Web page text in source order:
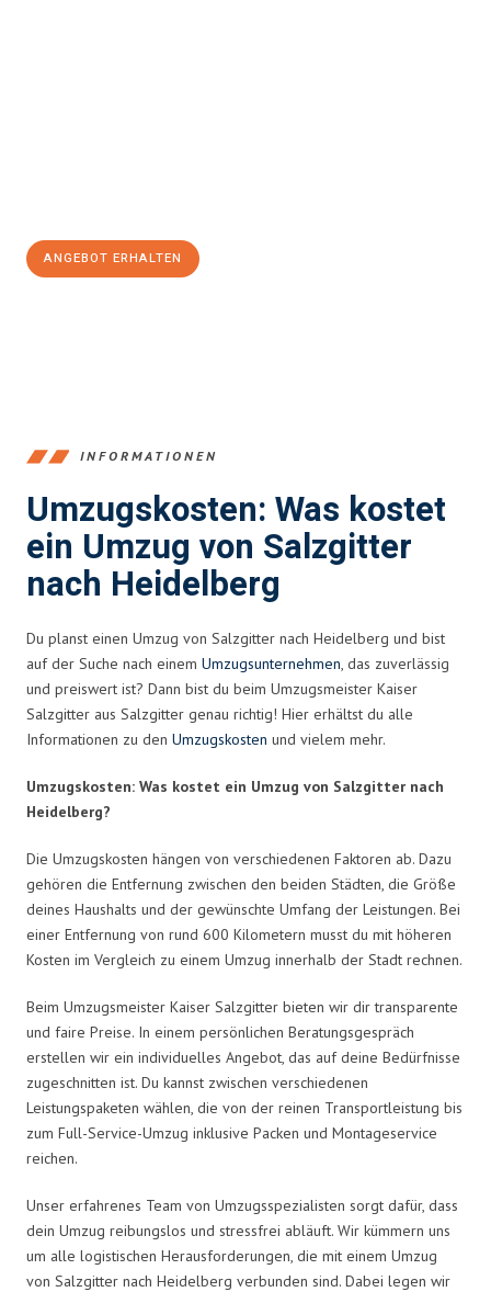
ANGEBOT ERHALTEN
INFORMATIONEN
Umzugskosten: Was kostet
ein Umzug von Salzgitter
nach Heidelberg
Du planst einen Umzug von Salzgitter nach Heidelberg und bist
auf der Suche nach einem Umzugsunternehmen, das zuverlässig
und preiswert ist? Dann bist du beim Umzugsmeister Kaiser
Salzgitter aus Salzgitter genau richtig! Hier erhältst du alle
Informationen zu den Umzugskosten und vielem mehr.
Umzugskosten: Was kostet ein Umzug von Salzgitter nach
Heidelberg?
Die Umzugskosten hängen von verschiedenen Faktoren ab. Dazu
gehören die Entfernung zwischen den beiden Städten, die Größe
deines Haushalts und der gewünschte Umfang der Leistungen. Bei
einer Entfernung von rund 600 Kilometern musst du mit höheren
Kosten im Vergleich zu einem Umzug innerhalb der Stadt rechnen.
Beim Umzugsmeister Kaiser Salzgitter bieten wir dir transparente
und faire Preise. In einem persönlichen Beratungsgespräch
erstellen wir ein individuelles Angebot, das auf deine Bedürfnisse
zugeschnitten ist. Du kannst zwischen verschiedenen
Leistungspaketen wählen, die von der reinen Transportleistung bis
zum Full-Service-Umzug inklusive Packen und Montageservice
reichen.
Unser erfahrenes Team von Umzugsspezialisten sorgt dafür, dass
dein Umzug reibungslos und stressfrei abläuft. Wir kümmern uns
um alle logistischen Herausforderungen, die mit einem Umzug
von Salzgitter nach Heidelberg verbunden sind. Dabei legen wir